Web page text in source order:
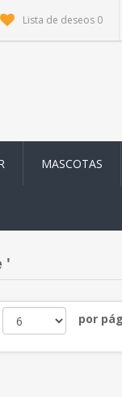
Lista de deseos 0
MASCOTAS
'
por